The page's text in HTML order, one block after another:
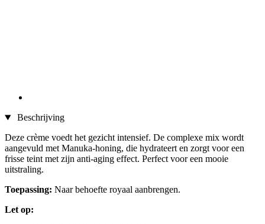
Beschrijving
Deze crème voedt het gezicht intensief. De complexe mix wordt
aangevuld met Manuka-honing, die hydrateert en zorgt voor een
frisse teint met zijn anti-aging effect. Perfect voor een mooie
uitstraling.
Toepassing: Naar behoefte royaal aanbrengen.
Let op: